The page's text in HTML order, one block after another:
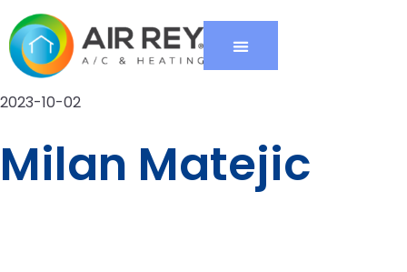
2023-10-02
Milan Matejic